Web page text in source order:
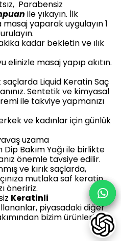
Parabensiz
ile yıkayın. İlk
yaparak uygulayın 1
kadar bekletin ve ılık
elinizle masaj yapıp akıtın.
Liquid Keratin Saç
Sentetik ve kimyasal
ile takviye yapmanızı
ve kadınlar için günlük
uzama
Bakım Yağı ile birlikte
önemle tavsiye edilir.
ve kırık saçlarda,
mutlaka saf keratin
öneririz.
Keratinli
piyasadaki diğer
bizim ürünlerimizi